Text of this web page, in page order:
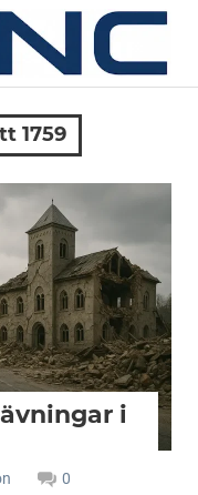
1759
i
0